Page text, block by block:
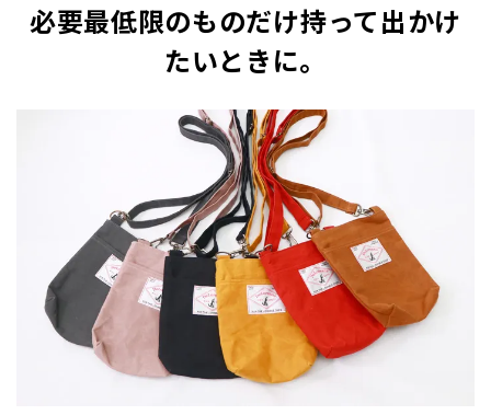
必要最低限のものだけ持って出かけ
たいときに。